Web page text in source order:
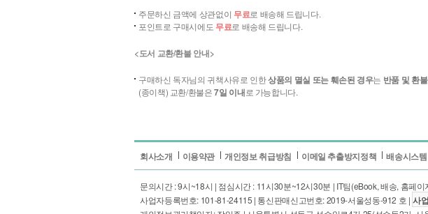
주문하신 금액에 상관없이 무료로 배송해 드립니다.
포인트로 구매시에도 무료로 배송해 드립니다.
<도서 교환/환불 안내>
구매하신 독자님의 귀책사유로 인한상품의 멸실 또는 훼손된 경우는 반품 및 환
(종이책) 교환/환불은7일 이내로 가능합니다.
회사소개 이용약관 개인정보 취급방침 이메일 추출방지정책 배송시스템
문의시간 : 9시~18시 | 점심시간 : 11시30분~12시30분 | IT팀(eBook, 배송, 홈페
사업자등록번호: 101-81-24115 | 통신판매신고번호: 2019-서울성동-912 호 | 사